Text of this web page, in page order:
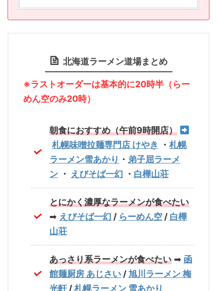
北海道ラーメン道場まとめ
※ラストオーダーは基本的に20時半（らー
めん空のみ20時）
朝食におすすめ（午前9時開店）
札幌味噌拉麺専門店 けやき
・ 札幌
ラーメン雪あかり ・ 弟子屈ラーメ
ン ・ えびそば一幻 ・ 白樺山荘
とにかく濃厚なラーメンが食べたい
➡ えびそば一幻 / らーめん空 / 白樺
山荘
あっさり系ラーメンが食べたい ➡ 函
館麺厨房 あじさい / 旭川ラーメン 梅
光軒/札幌ラーメン 雪あかり